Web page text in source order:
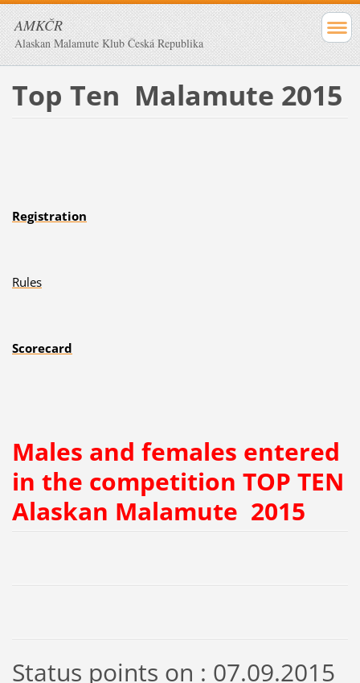
AMKČR
Alaskan Malamute Klub Česká Republika
Top Ten Malamute 2015
Registration
Rules
Scorecard
Males and females entered
in the competition TOP TEN
Alaskan Malamute 2015
Status points on : 07.09.2015